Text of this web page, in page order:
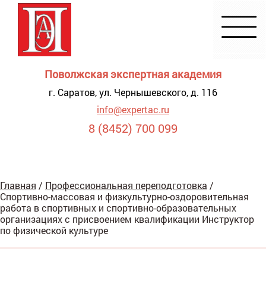
Поволжская экспертная академия
г. Саратов, ул. Чернышевского, д. 116
info@expertac.ru
8 (8452) 700 099
для
Главная / Профессиональная переподготовка /
Спортивно-массовая и физкультурно-оздоровительная
работа в спортивных и спортивно-образовательных
организациях с присвоением квалификации Инструктор
по физической культуре